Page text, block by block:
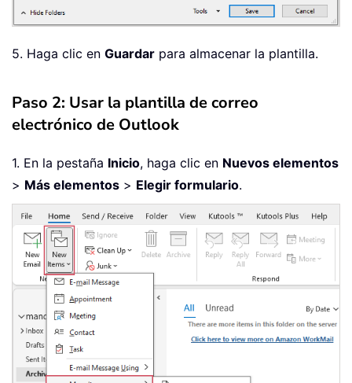
5. Haga clic en Guardar para almacenar la plantilla.
Paso 2: Usar la plantilla de correo
electrónico de Outlook
1. En la pestaña Inicio, haga clic en Nuevos elementos
> Más elementos > Elegir formulario.